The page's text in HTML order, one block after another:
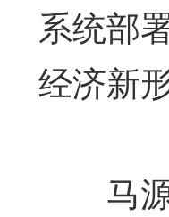
系统部
经济新
马源